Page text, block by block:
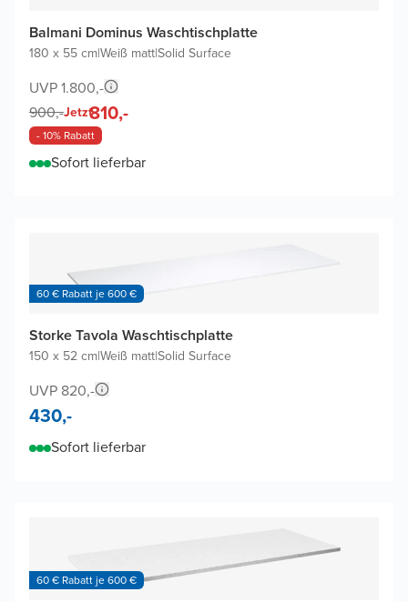
Balmani Dominus Waschtischplatte
180 x 55 cm|Weiß matt|Solid Surface
UVP 1.800,-
900,-Jetzt810,-
- 10% Rabatt
Sofort lieferbar
60 € Rabatt je 600 €
Storke Tavola Waschtischplatte
150 x 52 cm|Weiß matt|Solid Surface
UVP 820,-
430,-
Sofort lieferbar
60 € Rabatt je 600 €